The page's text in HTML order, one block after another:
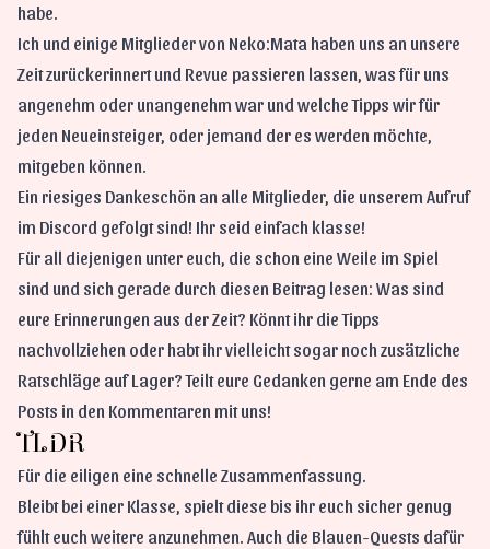
habe.
Ich und einige Mitglieder von Neko:Mata haben uns an unsere
Zeit zurückerinnert und Revue passieren lassen, was für uns
angenehm oder unangenehm war und welche Tipps wir für
jeden Neueinsteiger, oder jemand der es werden möchte,
mitgeben können.
Ein riesiges Dankeschön an alle Mitglieder, die unserem Aufruf
im Discord gefolgt sind! Ihr seid einfach klasse!
Für all diejenigen unter euch, die schon eine Weile im Spiel
sind und sich gerade durch diesen Beitrag lesen: Was sind
eure Erinnerungen aus der Zeit? Könnt ihr die Tipps
nachvollziehen oder habt ihr vielleicht sogar noch zusätzliche
Ratschläge auf Lager? Teilt eure Gedanken gerne am Ende des
Posts in den Kommentaren mit uns!
TLDR
Für die eiligen eine schnelle Zusammenfassung.
Bleibt bei einer Klasse, spielt diese bis ihr euch sicher genug
fühlt euch weitere anzunehmen. Auch die Blauen-Quests dafür